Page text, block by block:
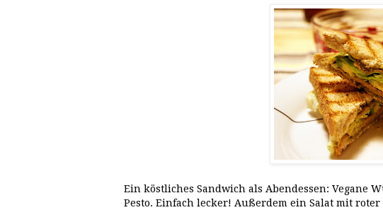
Ein köstliches Sandwich als Abendessen: Vegane
Pesto. Einfach lecker! Außerdem ein Salat mit